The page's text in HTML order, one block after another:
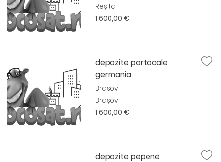
Reșița
1 600,00 €
depozite portocale
germania
Brasov
Brașov
1 600,00 €
depozite pepene